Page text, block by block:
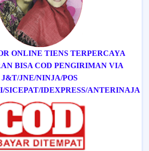
ONLINE TIENS TERPERCAYA
BISA COD PENGIRIMAN VIA
J&T/JNE/NINJA/POS
SICEPAT/IDEXPRESS/ANTERINAJA